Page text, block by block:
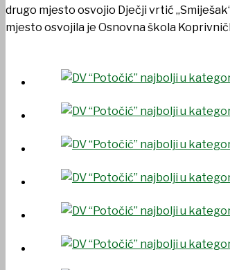
UDRUGE I DRUŠTVA
drugo mjesto osvojio Dječji vrtić
mjesto osvojila je Osnovna škola